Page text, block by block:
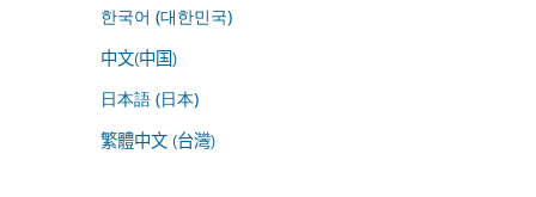
한국어 (대한민국)
中文(中国)
日本語 (日本)
繁體中文 (台灣)